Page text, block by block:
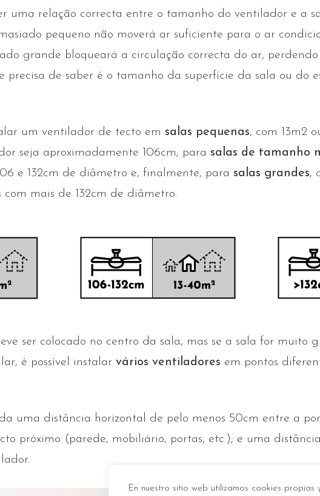
uma relação correcta entre o tamanho do ventilador e a
pequeno não moverá ar suficiente para o ar
grande bloqueará a circulação correcta do ar,
precisa de saber é o tamanho da superfície da sala ou do
um ventilador de tecto em salas pequenas, com 13m2
seja aproximadamente 106cm; para salas de tamanho
e 132cm de diâmetro e, finalmente, para salas grandes,
com mais de 132cm de diâmetro.
ser colocado no centro da sala, mas se a sala for muito
é possível instalar vários ventiladores em pontos
uma distância horizontal de pelo menos 50cm entre a
próximo (parede, mobiliário, portas, etc.); e uma
En nuestro sitio web utilizamos cookies